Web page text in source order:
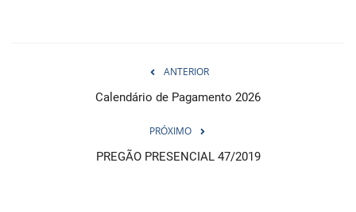
ANTERIOR
Calendário de Pagamento 2026
PRÓXIMO
PREGÃO PRESENCIAL 47/2019